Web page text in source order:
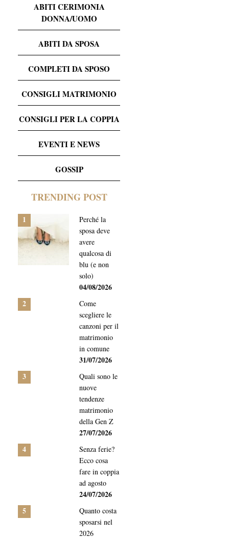
ABITI CERIMONIA
DONNA/UOMO
ABITI DA SPOSA
COMPLETI DA SPOSO
CONSIGLI MATRIMONIO
CONSIGLI PER LA COPPIA
EVENTI E NEWS
GOSSIP
TRENDING POST
Perché la
sposa deve
avere
qualcosa di
blu (e non
solo)
04/08/2026
1
Come
scegliere le
canzoni per il
matrimonio
in comune
31/07/2026
2
Quali sono le
nuove
tendenze
matrimonio
della Gen Z
27/07/2026
3
Senza ferie?
Ecco cosa
fare in coppia
ad agosto
24/07/2026
4
Quanto costa
sposarsi nel
2026
5